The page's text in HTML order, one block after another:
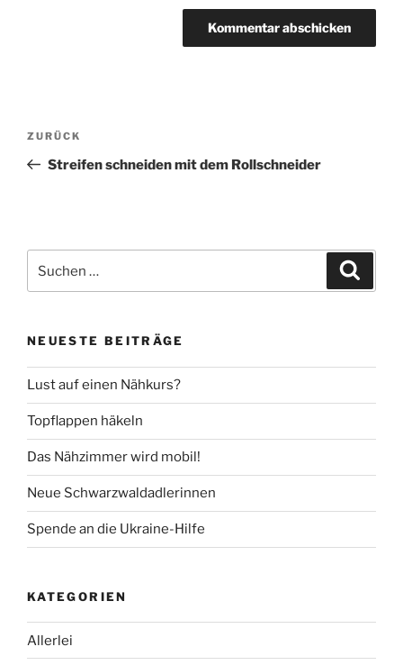
Beitragsnavigation
Vorheriger
Beitrag
ZURÜCK
Streifen schneiden mit dem Rollschneider
nach:
NEUESTE BEITRÄGE
Lust auf einen Nähkurs?
Topflappen häkeln
Das Nähzimmer wird mobil!
Neue Schwarzwaldadlerinnen
Spende an die Ukraine-Hilfe
KATEGORIEN
Allerlei